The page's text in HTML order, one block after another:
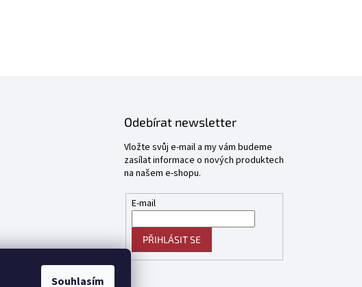
Souhlasím
Odebírat newsletter
Vložte svůj e-mail a my vám budeme
zasílat informace o nových produktech
na našem e-shopu.
E-mail
PŘIHLÁSIT SE